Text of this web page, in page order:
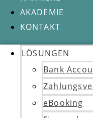
AKADEMIE
KONTAKT
LÖSUNGEN
Bank
eBooking